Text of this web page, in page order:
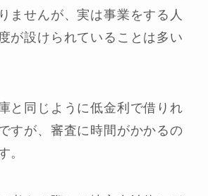
ませんが、実は事業をする人
が設けられていることは多い
と同じように低金利で借りれ
すが、審査に時間がかかるの
。